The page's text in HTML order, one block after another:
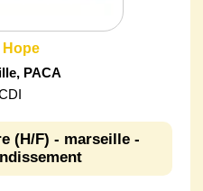
Hope
, PACA
(H/F) - marseille -